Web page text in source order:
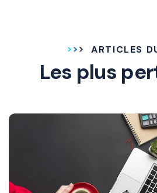
ARTICLES
Les plus